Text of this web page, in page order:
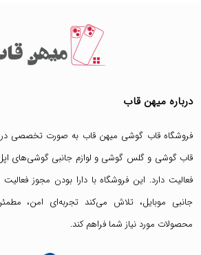
درباره میهن قاب
فروشگاه قاب گوشی میهن قاب به صورت تخصصی در
قاب گوشی وگلس گوشی و لوازم جانبی گوشی‌های
فعالیت دارد. این فروشگاه با دارا بودن مجوز
جانبی موبایل، تلاش می‌کند تجربه‌ای امن،
محصولات مورد نیاز شما فراهم کند.